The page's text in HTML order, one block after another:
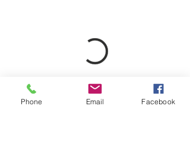
Phone Email Facebook